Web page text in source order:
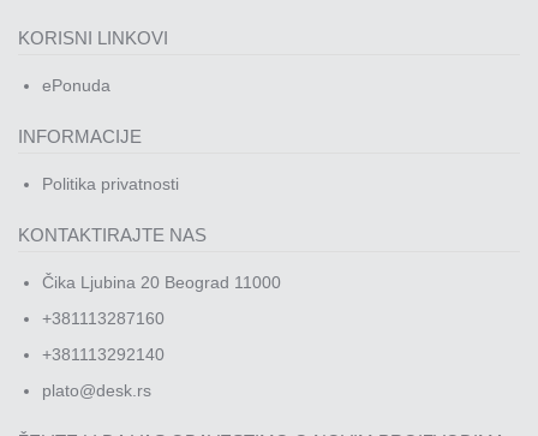
KORISNI LINKOVI
ePonuda
INFORMACIJE
Politika privatnosti
KONTAKTIRAJTE NAS
Čika Ljubina 20 Beograd 11000
+381113287160
+381113292140
plato@desk.rs